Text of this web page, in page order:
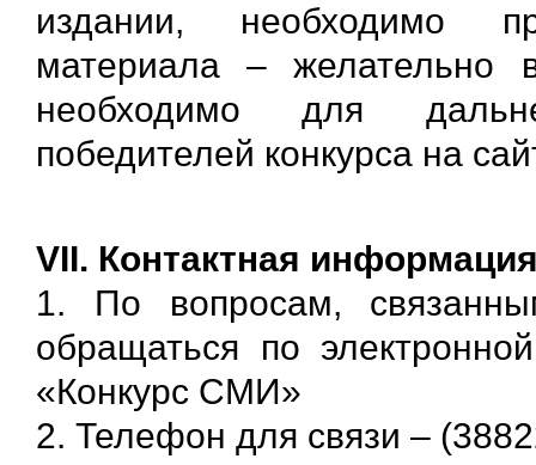
издании, необходимо
материала –
необходимо для
победителей конкурса на
VII. Контактная
1. По вопросам,
обращаться по
«Конкурс СМИ»
2. Телефон для связи –